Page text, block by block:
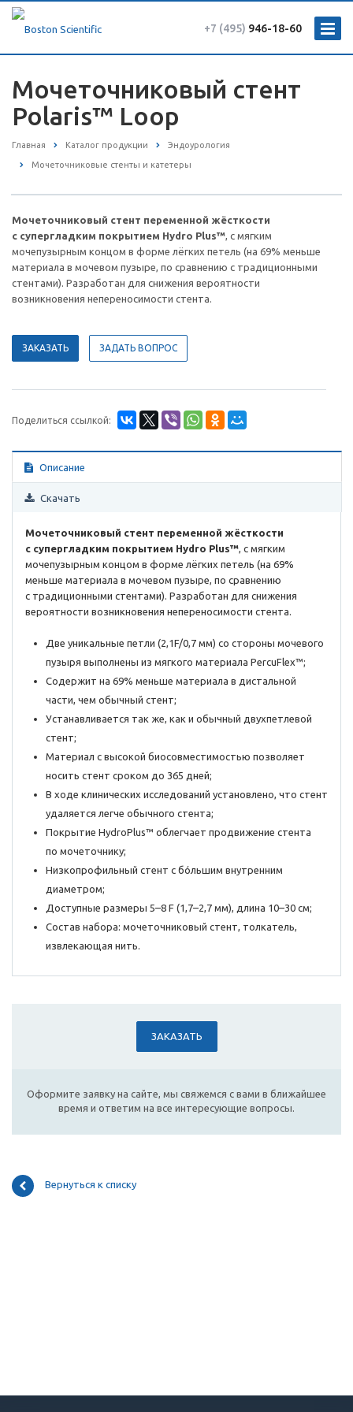
+7 (495) 946-18-60
Мочеточниковый стент
Polaris™ Loop
Главная Каталог продукции Эндоурология
Мочеточниковые стенты и катетеры
Мочеточниковый стент переменной жёсткости
с супергладким покрытием Hydro Plus™, с мягким
мочепузырным концом в форме лёгких петель (на 69% меньше
материала в мочевом пузыре, по сравнению с традиционными
стентами). Разработан для снижения вероятности
возникновения непереносимости стента.
ЗАКАЗАТЬ ЗАДАТЬ ВОПРОС
Поделиться ссылкой:
Описание
Скачать
Мочеточниковый стент переменной жёсткости
с супергладким покрытием Hydro Plus™, с мягким
мочепузырным концом в форме лёгких петель (на 69%
меньше материала в мочевом пузыре, по сравнению
с традиционными стентами). Разработан для снижения
вероятности возникновения непереносимости стента.
Две уникальные петли (2,1F/0,7 мм) со стороны мочевого
пузыря выполнены из мягкого материала PercuFlex™;
Содержит на 69% меньше материала в дистальной
части, чем обычный стент;
Устанавливается так же, как и обычный двухпетлевой
стент;
Материал с высокой биосовместимостью позволяет
носить стент сроком до 365 дней;
В ходе клинических исследований установлено, что стент
удаляется легче обычного стента;
Покрытие HydroPlus™ облегчает продвижение стента
по мочеточнику;
Низкопрофильный стент с бóльшим внутренним
диаметром;
Доступные размеры 5–8 F (1,7–2,7 мм), длина 10–30 см;
Состав набора: мочеточниковый стент, толкатель,
извлекающая нить.
ЗАКАЗАТЬ
Оформите заявку на сайте, мы свяжемся с вами в ближайшее
время и ответим на все интересующие вопросы.
Вернуться к списку